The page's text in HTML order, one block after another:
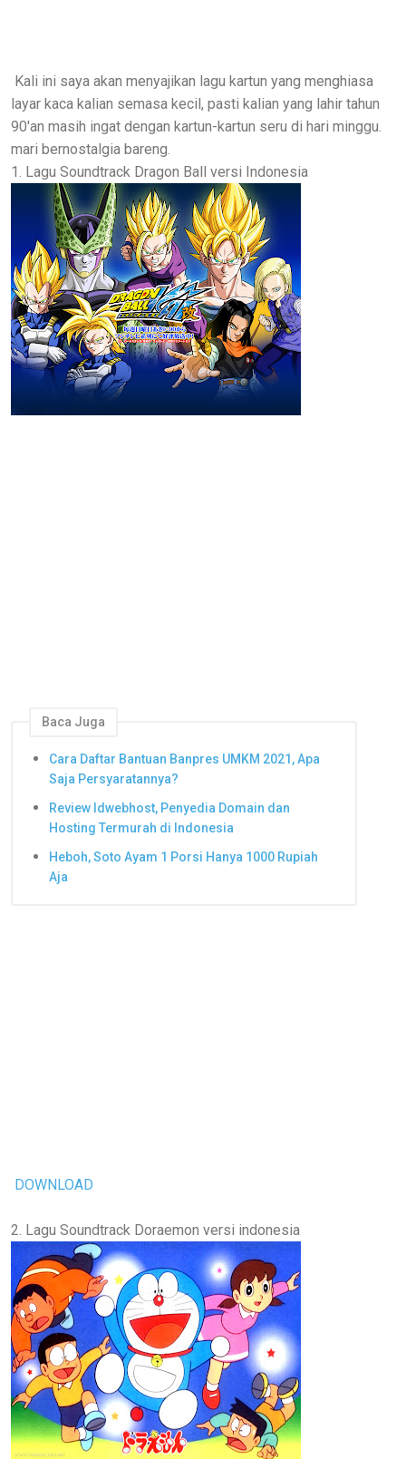
Kali ini saya akan menyajikan lagu kartun yang menghiasa
layar kaca kalian semasa kecil, pasti kalian yang lahir tahun
90'an masih ingat dengan kartun-kartun seru di hari minggu.
mari bernostalgia bareng.
1. Lagu Soundtrack Dragon Ball versi Indonesia
Baca Juga
Cara Daftar Bantuan Banpres UMKM 2021, Apa
Saja Persyaratannya?
Review Idwebhost, Penyedia Domain dan
Hosting Termurah di Indonesia
Heboh, Soto Ayam 1 Porsi Hanya 1000 Rupiah
Aja
DOWNLOAD
2. Lagu Soundtrack Doraemon versi indonesia